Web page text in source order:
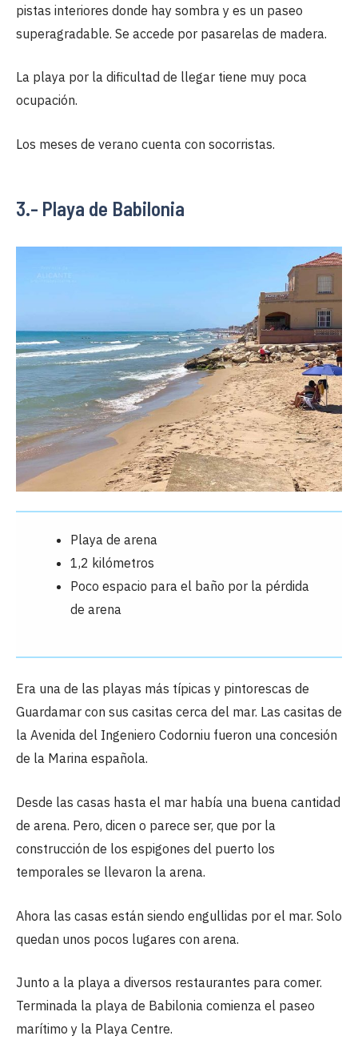
pistas interiores donde hay sombra y es un paseo
superagradable. Se accede por pasarelas de madera.
La playa por la dificultad de llegar tiene muy poca
ocupación.
Los meses de verano cuenta con socorristas.
3.- Playa de Babilonia
Playa de arena
1,2 kilómetros
Poco espacio para el baño por la pérdida
de arena
Era una de las playas más típicas y pintorescas de
Guardamar con sus casitas cerca del mar. Las casitas de
la Avenida del Ingeniero Codorniu fueron una concesión
de la Marina española.
Desde las casas hasta el mar había una buena cantidad
de arena. Pero, dicen o parece ser, que por la
construcción de los espigones del puerto los
temporales se llevaron la arena.
Ahora las casas están siendo engullidas por el mar. Solo
quedan unos pocos lugares con arena.
Junto a la playa a diversos restaurantes para comer.
Terminada la playa de Babilonia comienza el paseo
marítimo y la Playa Centre.